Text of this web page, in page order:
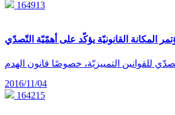
164913
2016/11/04
164215